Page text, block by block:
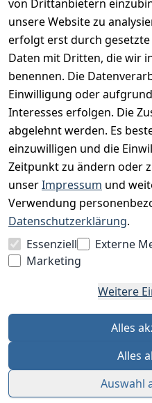
von Drittanbietern
unsere Website zu
erfolgt erst durch gesetzte
Daten mit Dritten, die wir
benennen. Die
Einwilligung oder
Interesses erfolgen. Die
abgelehnt werden. Es
einzuwilligen und die
Zeitpunkt zu ändern oder
unserImpressum und
Verwendung
Datenschutzerklärung.
Essenziell
Externe
Marketing
Weitere
Alles
Alles
Auswahl
Widerrufsrecht
Datenschutz
Unser Unternehmen
Charity & Wohltätigkeit
BESUCHE UNS
BEQUEM BEZAHLEN MIT
WIR VERSENDEN MIT